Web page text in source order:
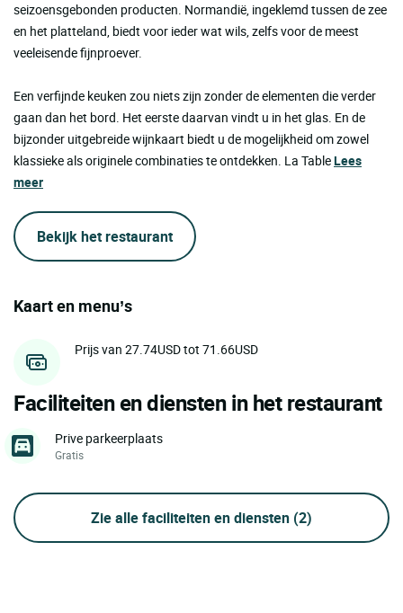
seizoensgebonden producten. Normandië, ingeklemd tussen de zee
en het platteland, biedt voor ieder wat wils, zelfs voor de meest
veeleisende fijnproever.
Een verfijnde keuken zou niets zijn zonder de elementen die verder
gaan dan het bord. Het eerste daarvan vindt u in het glas. En de
bijzonder uitgebreide wijnkaart biedt u de mogelijkheid om zowel
klassieke als originele combinaties te ontdekken. La TableLees
meer
Bekijk het restaurant
Kaart en menu’s
Prijs van 27.74USD tot 71.66USD
Faciliteiten en diensten in het restaurant
Prive parkeerplaats
Gratis
Zie alle faciliteiten en diensten (2)